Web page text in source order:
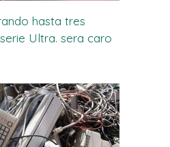
hasta tres
Ultra. sera caro